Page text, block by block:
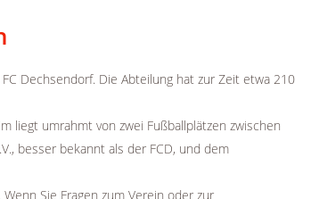
Dechsendorf. Die Abteilung hat zur Zeit etwa 210
liegt umrahmt von zwei Fußballplätzen zwischen
besser bekannt als der FCD, und dem
Sie Fragen zum Verein oder zur